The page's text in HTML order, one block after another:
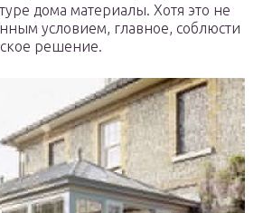
дома материалы. Хотя это не
условием, главное, соблюсти
решение.